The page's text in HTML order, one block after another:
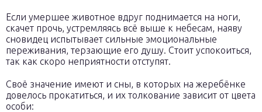
Если умершее животное вдруг поднимается на ноги,
скачет прочь, устремляясь всё выше к небесам, наяву
сновидец испытывает сильные эмоциональные
переживания, терзающие его душу. Стоит успокоиться,
так как скоро неприятности отступят.
Своё значение имеют и сны, в которых на жеребёнке
довелось прокатиться, и их толкование зависит от цвета
особи: